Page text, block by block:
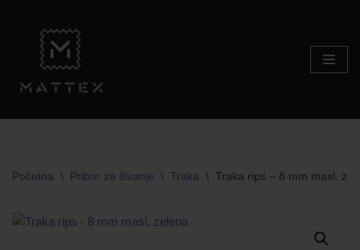
content
Početna \ Pribor za šivanje \ Traka \ Traka rips – 8 mm masl.